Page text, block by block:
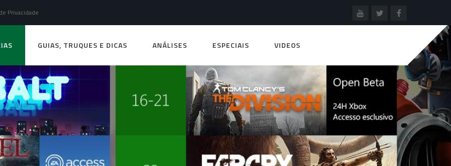
Privacidade
GUIAS, TRUQUES E DICAS ANÁLISES ESPECIAIS VIDEOS